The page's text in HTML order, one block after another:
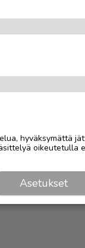
hyväksymättä
oikeutetulla
Asetukset